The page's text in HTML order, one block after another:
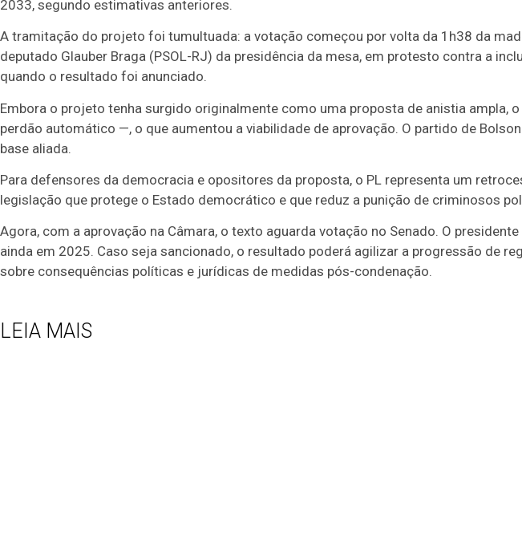
2033, segundo estimativas anteriores.
A tramitação do projeto foi tumultuada: a votação começou por volta da 1h38 da
deputado Glauber Braga (PSOL-RJ) da presidência da mesa, em protesto contra a
quando o resultado foi anunciado.
Embora o projeto tenha surgido originalmente como uma proposta de anistia ampla,
perdão automático —, o que aumentou a viabilidade de aprovação. O partido de
base aliada.
Para defensores da democracia e opositores da proposta, o PL representa um
legislação que protege o Estado democrático e que reduz a punição de criminosos
Agora, com a aprovação na Câmara, o texto aguarda votação no Senado. O
ainda em 2025. Caso seja sancionado, o resultado poderá agilizar a progressão de
sobre consequências políticas e jurídicas de medidas pós-condenação.
LEIA MAIS